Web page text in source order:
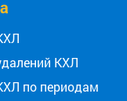
КХЛ
по периодам